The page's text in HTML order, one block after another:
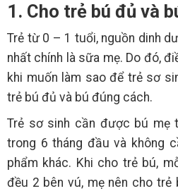
1. Cho trẻ bú đủ và
Trẻ từ 0 – 1 tuổi, nguồn dinh
nhất chính là sữa mẹ. Do đó,
khi muốn làm sao để trẻ sơ
trẻ bú đủ và bú đúng cách.
Trẻ sơ sinh cần được bú mẹ
trong 6 tháng đầu và không
phẩm khác. Khi cho trẻ bú,
đều 2 bên vú, mẹ nên cho trẻ